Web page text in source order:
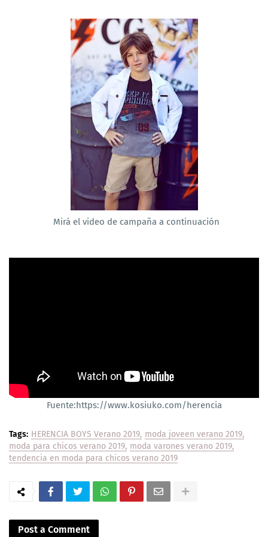
Mirá el video de campaña a continuación
Fuente:https://www.kosiuko.com/herencia
Tags: HERENCIA BOYS Verano 2019 moda joveen verano 2019
moda para chicos verano 2019 moda varones verano 2019
tendencia en moda para chicos verano 2019
Post a Comment